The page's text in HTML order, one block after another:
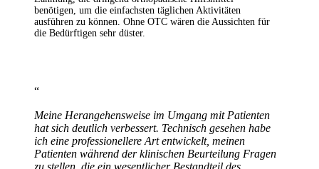
benötigen, um die einfachsten täglichen Aktivitäten
ausführen zu können. Ohne OTC wären die Aussichten für
die Bedürftigen sehr düster.
“
Meine Herangehensweise im Umgang mit Patienten
hat sich deutlich verbessert. Technisch gesehen habe
ich eine professionellere Art entwickelt, meinen
Patienten während der klinischen Beurteilung Fragen
zu stellen, die ein wesentlicher Bestandteil des